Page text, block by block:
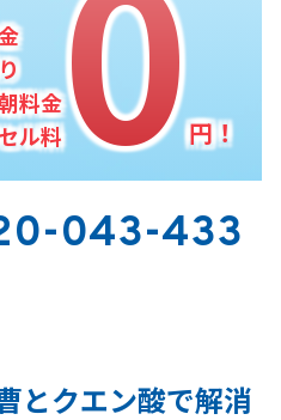
料金
ル料
円！
043-433
とクエン酸で解消